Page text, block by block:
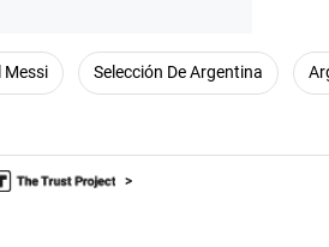
Messi Selección De Argentina